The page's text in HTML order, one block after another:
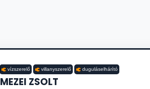
vízszerelő villanyszerelő duguláselhárító
MEZEI ZSOLT